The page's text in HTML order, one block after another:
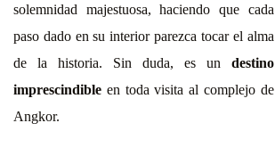
solemnidad majestuosa, haciendo que cada
paso dado en su interior parezca tocar el alma
de la historia. Sin duda, es un destino
imprescindible en toda visita al complejo de
Angkor.